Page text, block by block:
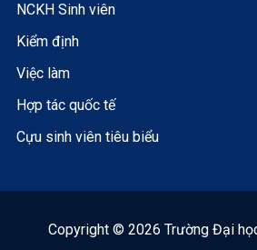
NCKH Sinh viên
Kiểm định
Việc làm
Hợp tác quốc tế
Cựu sinh viên tiêu biểu
Copyright © 2026 Trường Đại